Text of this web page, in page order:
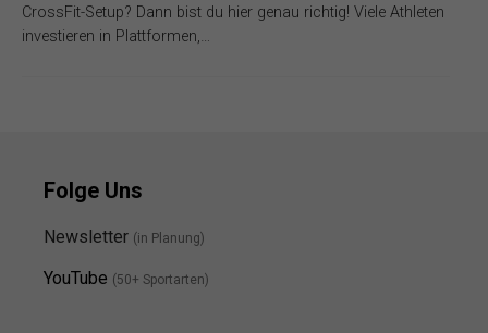
CrossFit-Setup? Dann bist du hier genau richtig! Viele Athleten
investieren in Plattformen,…
Folge Uns
Newsletter (in Planung)
YouTube (50+ Sportarten)